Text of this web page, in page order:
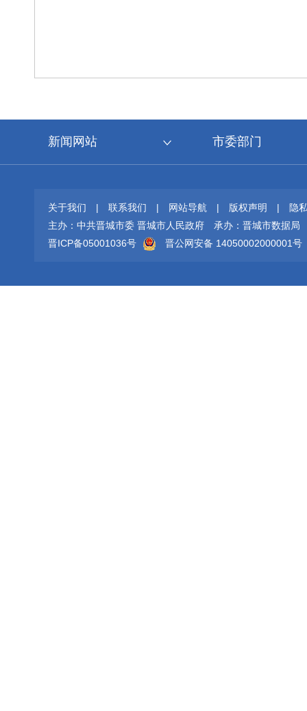
新闻网站 市委部门
关于我们 | 联系我们 | 网站导航 | 版权声明 |
隐
主办：中共晋城市委 晋城市人民政府
承办：晋城市数据局
晋ICP备05001036号
晋公网安备 14050002000001号